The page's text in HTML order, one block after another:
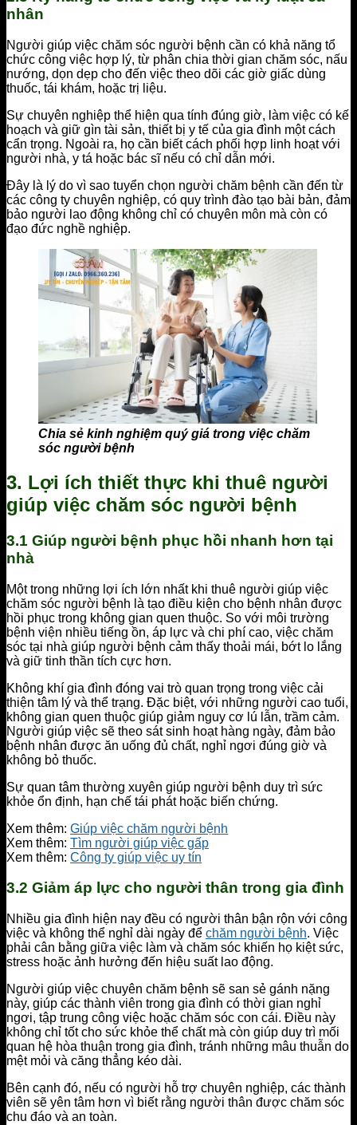
nhân
Người giúp việc chăm sóc người bệnh cần có khả năng tổ
chức công việc hợp lý, từ phân chia thời gian chăm sóc, nấu
nướng, dọn dẹp cho đến việc theo dõi các giờ giấc dùng
thuốc, tái khám, hoặc trị liệu.
Sự chuyên nghiệp thể hiện qua tính đúng giờ, làm việc có kế
hoạch và giữ gìn tài sản, thiết bị y tế của gia đình một cách
cẩn trọng. Ngoài ra, họ cần biết cách phối hợp linh hoạt với
người nhà, y tá hoặc bác sĩ nếu có chỉ dẫn mới.
Đây là lý do vì sao tuyển chọn người chăm bệnh cần đến từ
các công ty chuyên nghiệp, có quy trình đào tạo bài bản, đảm
bảo người lao động không chỉ có chuyên môn mà còn có
đạo đức nghề nghiệp.
Chia sẻ kinh nghiệm quý giá trong việc chăm
sóc người bệnh
3. Lợi ích thiết thực khi thuê người
giúp việc chăm sóc người bệnh
3.1 Giúp người bệnh phục hồi nhanh hơn tại
nhà
Một trong những lợi ích lớn nhất khi thuê người giúp việc
chăm sóc người bệnh là tạo điều kiện cho bệnh nhân được
hồi phục trong không gian quen thuộc. So với môi trường
bệnh viện nhiều tiếng ồn, áp lực và chi phí cao, việc chăm
sóc tại nhà giúp người bệnh cảm thấy thoải mái, bớt lo lắng
và giữ tinh thần tích cực hơn.
Không khí gia đình đóng vai trò quan trọng trong việc cải
thiện tâm lý và thể trạng. Đặc biệt, với những người cao tuổi,
không gian quen thuộc giúp giảm nguy cơ lú lẫn, trầm cảm.
Người giúp việc sẽ theo sát sinh hoạt hàng ngày, đảm bảo
bệnh nhân được ăn uống đủ chất, nghỉ ngơi đúng giờ và
không bỏ thuốc.
Sự quan tâm thường xuyên giúp người bệnh duy trì sức
khỏe ổn định, hạn chế tái phát hoặc biến chứng.
Xem thêm: Giúp việc chăm người bệnh
Xem thêm: Tìm người giúp việc gấp
Xem thêm: Công ty giúp việc uy tín
3.2 Giảm áp lực cho người thân trong gia đình
Nhiều gia đình hiện nay đều có người thân bận rộn với công
việc và không thể nghỉ dài ngày để chăm người bệnh. Việc
phải cân bằng giữa việc làm và chăm sóc khiến họ kiệt sức,
stress hoặc ảnh hưởng đến hiệu suất lao động.
Người giúp việc chuyên chăm bệnh sẽ san sẻ gánh nặng
này, giúp các thành viên trong gia đình có thời gian nghỉ
ngơi, tập trung công việc hoặc chăm sóc con cái. Điều này
không chỉ tốt cho sức khỏe thể chất mà còn giúp duy trì mối
quan hệ hòa thuận trong gia đình, tránh những mâu thuẫn do
mệt mỏi và căng thẳng kéo dài.
Bên cạnh đó, nếu có người hỗ trợ chuyên nghiệp, các thành
viên sẽ yên tâm hơn vì biết rằng người thân được chăm sóc
chu đáo và an toàn.